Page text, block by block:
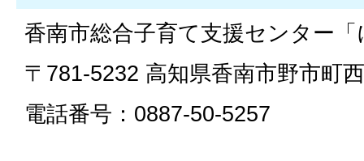
香南市総合子育て支援センター
〒781-5232 高知県香南市野市町
電話番号：0887-50-5257